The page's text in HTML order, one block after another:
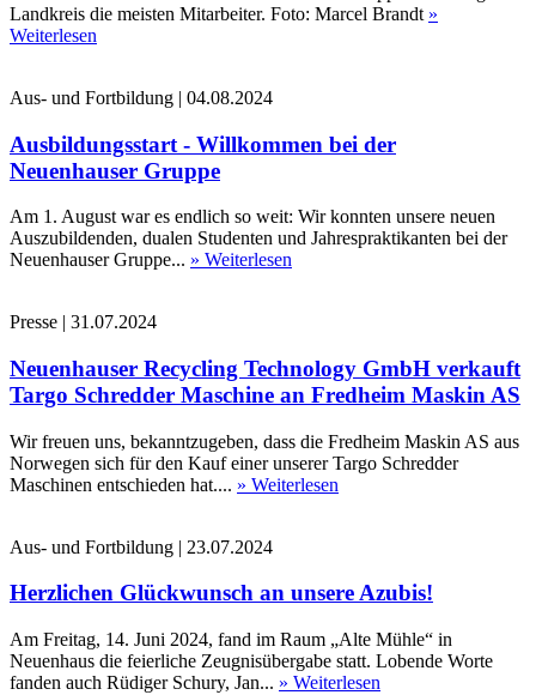
Landkreis die meisten Mitarbeiter. Foto: Marcel Brandt »
Weiterlesen
Aus- und Fortbildung | 04.08.2024
Ausbildungsstart - Willkommen bei der
Neuenhauser Gruppe
Am 1. August war es endlich so weit: Wir konnten unsere neuen
Auszubildenden, dualen Studenten und Jahrespraktikanten bei der
Neuenhauser Gruppe... » Weiterlesen
Presse | 31.07.2024
Neuenhauser Recycling Technology GmbH verkauft
Targo Schredder Maschine an Fredheim Maskin AS
Wir freuen uns, bekanntzugeben, dass die Fredheim Maskin AS aus
Norwegen sich für den Kauf einer unserer Targo Schredder
Maschinen entschieden hat.... » Weiterlesen
Aus- und Fortbildung | 23.07.2024
Herzlichen Glückwunsch an unsere Azubis!
Am Freitag, 14. Juni 2024, fand im Raum „Alte Mühle“ in
Neuenhaus die feierliche Zeugnisübergabe statt. Lobende Worte
fanden auch Rüdiger Schury, Jan... » Weiterlesen